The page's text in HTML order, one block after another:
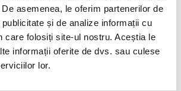
asemenea, le oferim partenerilor de
și de analize informații cu
care folosiți site-ul nostru. Aceștia le
informații oferite de dvs. sau culese
lor.
fier.